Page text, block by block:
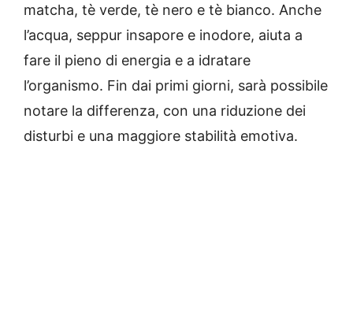
matcha, tè verde, tè nero e tè bianco. Anche
l’acqua, seppur insapore e inodore, aiuta a
fare il pieno di energia e a idratare
l’organismo. Fin dai primi giorni, sarà possibile
notare la differenza, con una riduzione dei
disturbi e una maggiore stabilità emotiva.